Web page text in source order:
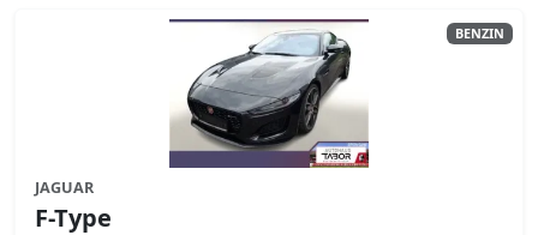
BENZIN
JAGUAR
F-Type